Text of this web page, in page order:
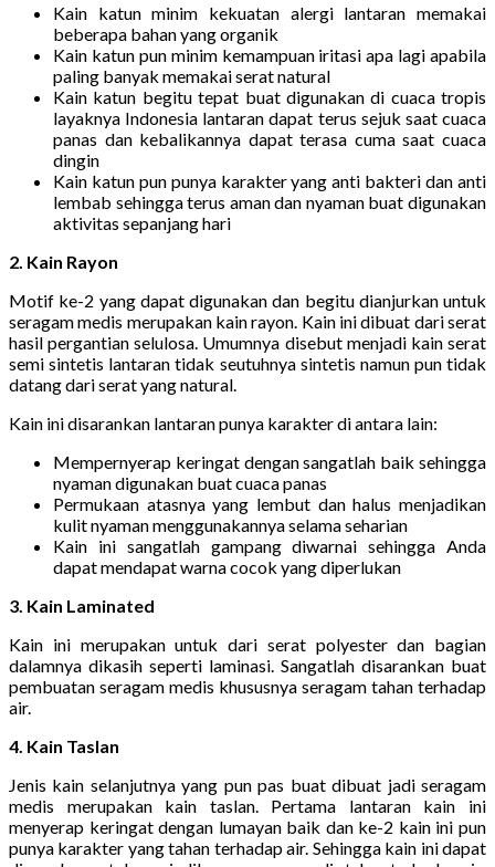
Kain katun minim kekuatan alergi lantaran memakai
beberapa bahan yang organik
Kain katun pun minim kemampuan iritasi apa lagi apabila
paling banyak memakai serat natural
Kain katun begitu tepat buat digunakan di cuaca tropis
layaknya Indonesia lantaran dapat terus sejuk saat cuaca
panas dan kebalikannya dapat terasa cuma saat cuaca
dingin
Kain katun pun punya karakter yang anti bakteri dan anti
lembab sehingga terus aman dan nyaman buat digunakan
aktivitas sepanjang hari
2. Kain Rayon
Motif ke-2 yang dapat digunakan dan begitu dianjurkan untuk
seragam medis merupakan kain rayon. Kain ini dibuat dari serat
hasil pergantian selulosa. Umumnya disebut menjadi kain serat
semi sintetis lantaran tidak seutuhnya sintetis namun pun tidak
datang dari serat yang natural.
Kain ini disarankan lantaran punya karakter di antara lain:
Mempernyerap keringat dengan sangatlah baik sehingga
nyaman digunakan buat cuaca panas
Permukaan atasnya yang lembut dan halus menjadikan
kulit nyaman menggunakannya selama seharian
Kain ini sangatlah gampang diwarnai sehingga Anda
dapat mendapat warna cocok yang diperlukan
3. Kain Laminated
Kain ini merupakan untuk dari serat polyester dan bagian
dalamnya dikasih seperti laminasi. Sangatlah disarankan buat
pembuatan seragam medis khususnya seragam tahan terhadap
air.
4. Kain Taslan
Jenis kain selanjutnya yang pun pas buat dibuat jadi seragam
medis merupakan kain taslan. Pertama lantaran kain ini
menyerap keringat dengan lumayan baik dan ke-2 kain ini pun
punya karakter yang tahan terhadap air. Sehingga kain ini dapat